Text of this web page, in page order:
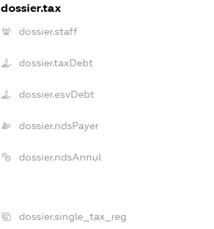
dossier.tax
dossier.staff
dossier.taxDebt
dossier.esvDebt
dossier.ndsPayer
dossier.ndsAnnul
dossier.single_tax_reg